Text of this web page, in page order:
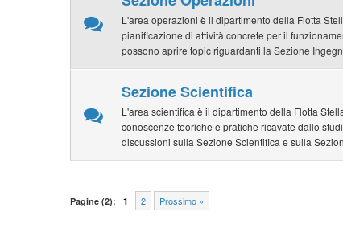
L'area operazioni è il dipartimento della Flotta
pianificazione di attività concrete per il
possono aprire topic riguardanti la Sezione
Sezione Scientifica
L'area scientifica è il dipartimento della Flotta
conoscenze teoriche e pratiche ricavate dallo
discussioni sulla Sezione Scientifica e sulla
Pagine (2): 1 2 Prossimo »